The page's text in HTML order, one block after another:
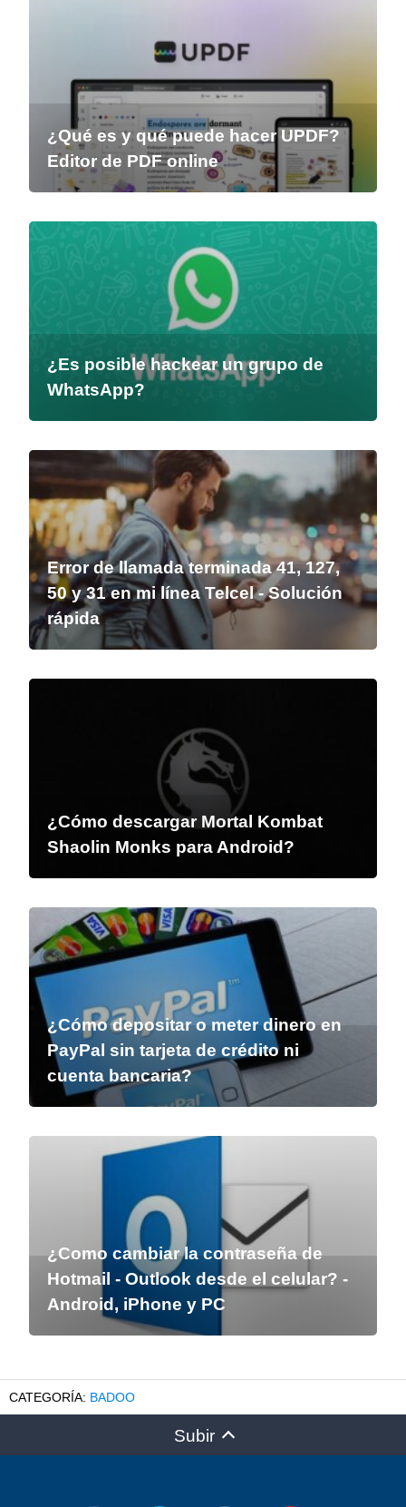
¿Qué es y qué puede hacer UPDF?
Editor de PDF online
¿Es posible hackear un grupo de
WhatsApp?
Error de llamada terminada 41, 127,
50 y 31 en mi línea Telcel - Solución
rápida
¿Cómo descargar Mortal Kombat
Shaolin Monks para Android?
¿Cómo depositar o meter dinero en
PayPal sin tarjeta de crédito ni
cuenta bancaria?
¿Como cambiar la contraseña de
Hotmail - Outlook desde el celular? -
Android, iPhone y PC
BADOO
Subir